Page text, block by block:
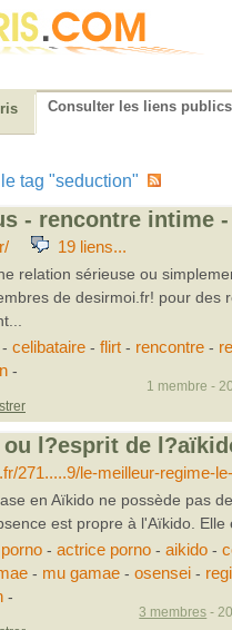
Consulter les liens publics
tag "seduction"
- rencontre intime
19 liens...
relation sérieuse ou
de desirmoi.fr! pour des
celibataire- flirt- rencontre-
-
1 membre -
ou l?esprit de
271.....9/le-meilleur-regime-
en Aïkido ne possède pas
est propre à l'Aïkido.
- actrice porno- aikido-
- mu gamae- osensei-
-
3 membres -